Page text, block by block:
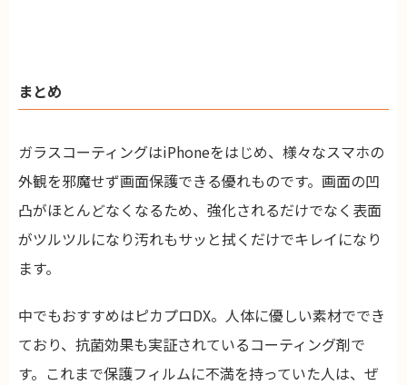
まとめ
ガラスコーティングはiPhoneをはじめ、様々なスマホの
外観を邪魔せず画面保護できる優れものです。画面の凹
凸がほとんどなくなるため、強化されるだけでなく表面
がツルツルになり汚れもサッと拭くだけでキレイになり
ます。
中でもおすすめはピカプロDX。人体に優しい素材ででき
ており、抗菌効果も実証されているコーティング剤で
す。これまで保護フィルムに不満を持っていた人は、ぜ